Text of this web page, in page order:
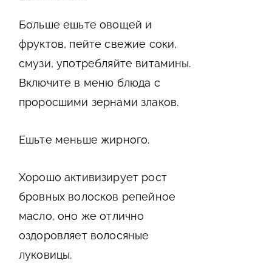
Больше ешьте овощей и
фруктов, пейте свежие соки,
смузи, употребляйте витамины.
Включите в меню блюда с
проросшими зернами злаков.
Ешьте меньше жирного.
Хорошо активизирует рост
бровных волосков репейное
масло, оно же отлично
оздоровляет волосяные
луковицы.